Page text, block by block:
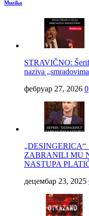
Muzika
STRAVIČNO:
naziva
фебруар 27, 2026 0
ZABRANILI MU
NASTUPA
децембар 23, 2025